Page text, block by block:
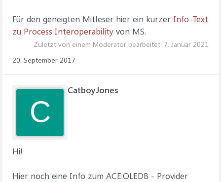
Für den geneigten Mitleser hier ein kurzer Info-Text
zu Process Interoperability von MS.
Zuletzt von einem Moderator bearbeitet: 7. Januar 2021
20. September 2017
C
CatboyJones
Hi!
Hier noch eine Info zum ACE.OLEDB - Provider